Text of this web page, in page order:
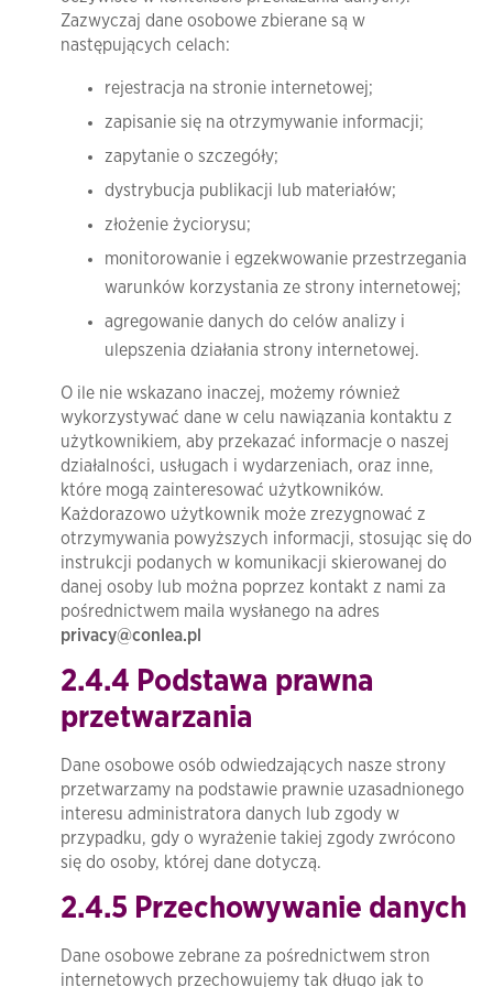
Zazwyczaj dane osobowe zbierane są w
następujących celach:
rejestracja na stronie internetowej;
zapisanie się na otrzymywanie informacji;
zapytanie o szczegóły;
dystrybucja publikacji lub materiałów;
złożenie życiorysu;
monitorowanie i egzekwowanie przestrzegania
warunków korzystania ze strony internetowej;
agregowanie danych do celów analizy i
ulepszenia działania strony internetowej. ​
O ile nie wskazano inaczej, możemy również
wykorzystywać dane w celu nawiązania kontaktu z
użytkownikiem, aby przekazać informacje o naszej
działalności, usługach i wydarzeniach, oraz inne,
które mogą zainteresować użytkowników.
Każdorazowo użytkownik może zrezygnować z
otrzymywania powyższych informacji, stosując się do
instrukcji podanych w komunikacji skierowanej do
danej osoby lub można poprzez kontakt z nami za
pośrednictwem maila wysłanego na adres
privacy@conlea.pl
2.4.4 Podstawa prawna
przetwarzania
Dane osobowe osób odwiedzających nasze strony
przetwarzamy na podstawie prawnie uzasadnionego
interesu administratora danych lub zgody w
przypadku, gdy o wyrażenie takiej zgody zwrócono
się do osoby, której dane dotyczą.
2.4.5 Przechowywanie danych
Dane osobowe zebrane za pośrednictwem stron
internetowych przechowujemy tak długo jak to